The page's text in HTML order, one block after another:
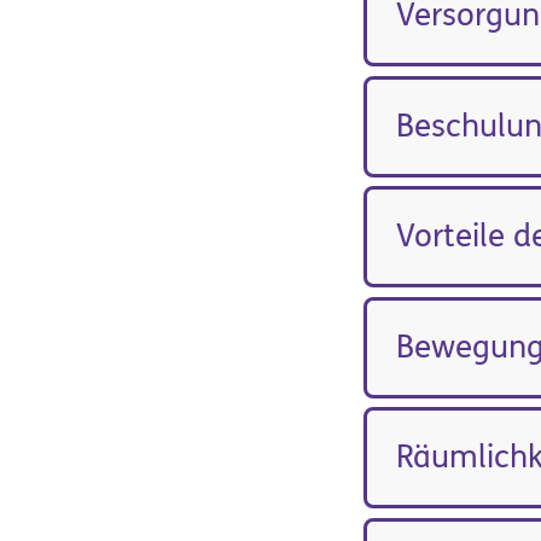
Vorteile